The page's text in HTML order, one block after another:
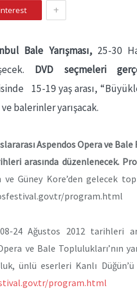
+
Bale Yarışması, 25-30
DVD seçmeleri
15-19 yaş arası,
balerinler yarışacak.
Aspendos Opera ve
arasında düzenlenecek.
ve Güney Kore’den gelecek
program.html
24 Ağustos 2012 tarihleri
ve Bale Toplulukları’nın
ünlü eserleri Kanlı Düğün’ü
program.html